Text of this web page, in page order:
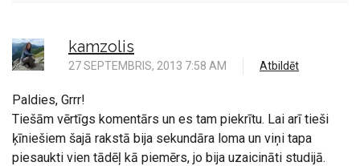
kamzolis
27 SEPTEMBRIS, 2013 7:58 AM Atbildēt
Paldies, Grrr!
Tiešām vērtīgs komentārs un es tam piekrītu. Lai arī tieši
ķīniešiem šajā rakstā bija sekundāra loma un viņi tapa
piesaukti vien tādēļ kā piemērs, jo bija uzaicināti studijā.